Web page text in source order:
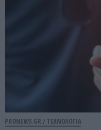
PRONEWS.GR / ΤΕΧΝΟΛΟΓΙΑ